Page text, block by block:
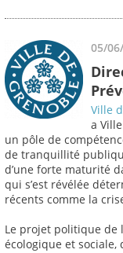
05/
Ville
a
un pôle de
de tranquillité
d’une forte maturité
qui s’est révélée
récents comme la
Le projet politique
écologique et